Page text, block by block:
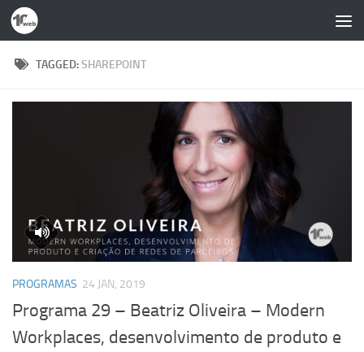
Skip to content
TAGGED:SHAREPOINT
PROGRAMAS 24 JAN, 2019
Programa 29 – Beatriz Oliveira – Modern
Workplaces, desenvolvimento de produto e